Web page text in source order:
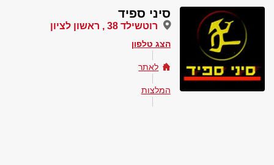
סיני ספיד
רוטשילד 38 , ראשון לציון
הצג טלפון
לאתר
המלצות